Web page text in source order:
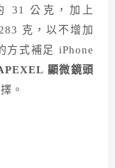
31 公克，加上
克，以不增加
方式補足 iPhone
顯微鏡頭
。